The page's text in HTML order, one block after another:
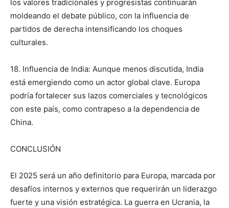
los valores tradicionales y progresistas continuarán
moldeando el debate público, con la influencia de
partidos de derecha intensificando los choques
culturales.
18. Influencia de India: Aunque menos discutida, India
está emergiendo como un actor global clave. Europa
podría fortalecer sus lazos comerciales y tecnológicos
con este país, como contrapeso a la dependencia de
China.
CONCLUSIÓN
El 2025 será un año definitorio para Europa, marcada por
desafíos internos y externos que requerirán un liderazgo
fuerte y una visión estratégica. La guerra en Ucrania, la